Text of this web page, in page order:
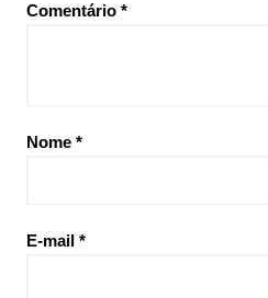
Comentário *
Nome *
E-mail *